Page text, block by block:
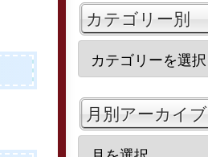
カテゴリー別
月別アーカイブ